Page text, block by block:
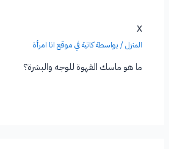
x
المنزل/ بواسطةكاتبة في موقع انا امرأة
ما هو ماسك القهوة للوجه والبشرة؟